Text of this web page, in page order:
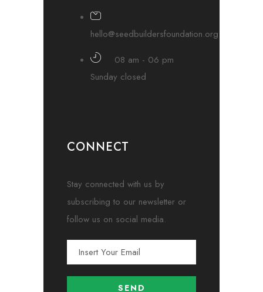
hello@seedbuildersfoundation.org
08 am - 06 pm
Sunday closed
CONNECT
Stay connected with us by
subscribing to our newsletter or
follow us on social media.